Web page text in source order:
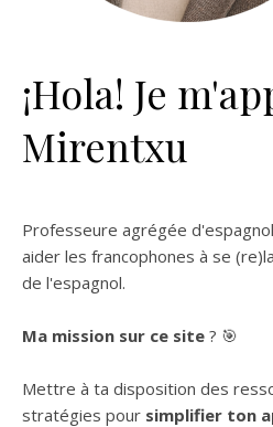
¡Hola! Je
Mirentxu
Professeure agrégée
aider les francophones à se
de l'espagnol.
Ma mission sur ce site ? 🎯
Mettre à ta disposition des
stratégies pour simplifier ton